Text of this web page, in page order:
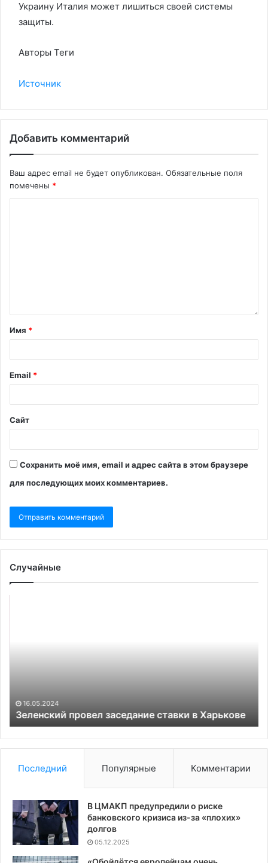
Украину Италия может лишиться своей системы
защиты.
Авторы Теги
Источник
Добавить комментарий
Ваш адрес email не будет опубликован. Обязательные поля
помечены *
Имя *
Email *
Сайт
Сохранить моё имя, email и адрес сайта в этом браузере
для последующих моих комментариев.
Случайные
16.05.2024
Зеленский провел заседание ставки в Харькове
Последний Популярные Комментарии
В ЦМАКП предупредили о риске
банковского кризиса из-за «плохих»
долгов
05.12.2025